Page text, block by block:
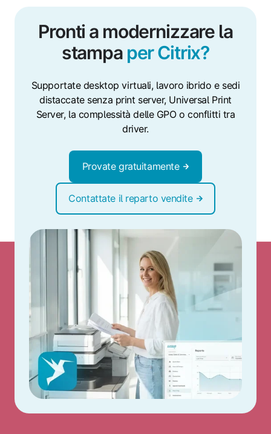
Pronti a modernizzare la
stampa per Citrix?
Supportate desktop virtuali, lavoro ibrido e sedi
distaccate senza print server, Universal Print
Server, la complessità delle GPO o conflitti tra
driver.
Provate gratuitamente
Contattate il reparto vendite